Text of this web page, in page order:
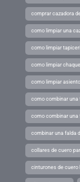
comprar cazadora
como limpiar una
como limpiar
como limpiar
como limpiar
como combinar una
como combinar una
combinar una falda
collares de cuero
cinturones de cuero